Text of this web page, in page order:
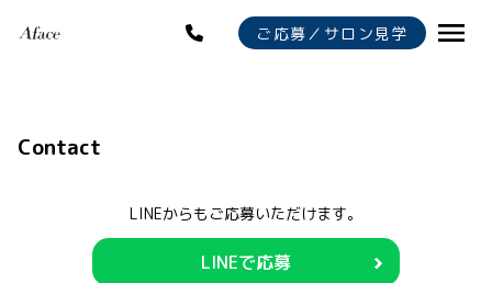
ご応募／サロン見学
Recruit Top
Contact
LINEからもご応募いただけます。
LINEで応募